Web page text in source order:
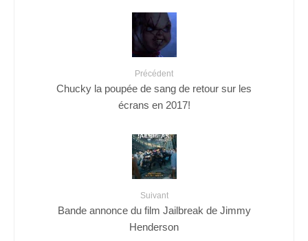
Précédent
Chucky la poupée de sang de retour sur les
écrans en 2017!
Suivant
Bande annonce du film Jailbreak de Jimmy
Henderson